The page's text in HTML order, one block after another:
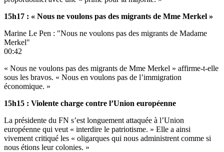
15h17 : « Nous ne voulons pas des migrants de Mme Merkel »
Marine Le Pen : "Nous ne voulons pas des migrants de Madame
Merkel"
00:42
« Nous ne voulons pas des migrants de Mme Merkel » affirme-t-elle
sous les bravos. « Nous en voulons pas de l’immigration
économique. »
15h15 : Violente charge contre l’Union européenne
La présidente du FN s’est longuement attaquée à l’Union
européenne qui veut « interdire le patriotisme. » Elle a ainsi
vivement critiqué les « oligarques qui nous administrent comme si
nous étions leur colonies. »